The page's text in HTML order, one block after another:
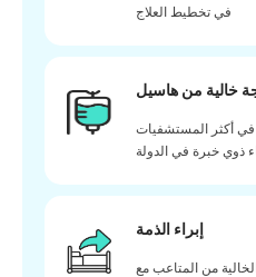
في تخطيط العلاج
خالية من هاسيل
أكثر المستشفيات
ذوي خبرة في الدولة
إبراء الذمة
الخالية من المتاعب مع